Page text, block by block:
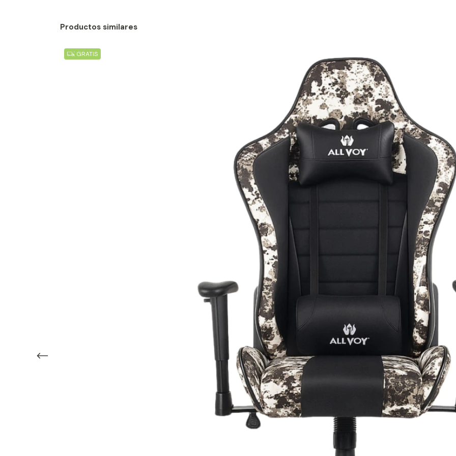
Productos similares
GRATIS